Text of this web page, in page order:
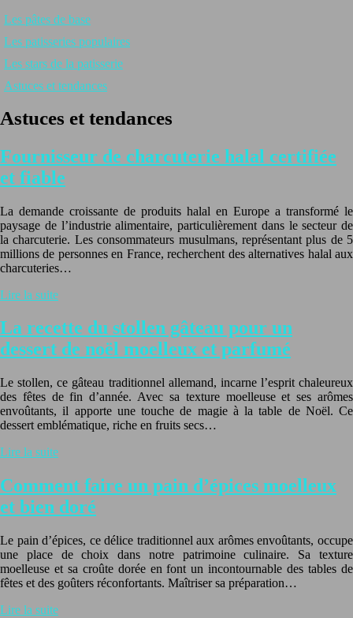
Les pâtes de base
Les patisseries populaires
Les stars de la patisserie
Astuces et tendances
Astuces et tendances
Fournisseur de charcuterie halal certifiée
et fiable
La demande croissante de produits halal en Europe a transformé le
paysage de l’industrie alimentaire, particulièrement dans le secteur de
la charcuterie. Les consommateurs musulmans, représentant plus de 5
millions de personnes en France, recherchent des alternatives halal aux
charcuteries…
Lire la suite
La recette du stollen gâteau pour un
dessert de noël moelleux et parfumé
Le stollen, ce gâteau traditionnel allemand, incarne l’esprit chaleureux
des fêtes de fin d’année. Avec sa texture moelleuse et ses arômes
envoûtants, il apporte une touche de magie à la table de Noël. Ce
dessert emblématique, riche en fruits secs…
Lire la suite
Comment faire un pain d’épices moelleux
et bien doré
Le pain d’épices, ce délice traditionnel aux arômes envoûtants, occupe
une place de choix dans notre patrimoine culinaire. Sa texture
moelleuse et sa croûte dorée en font un incontournable des tables de
fêtes et des goûters réconfortants. Maîtriser sa préparation…
Lire la suite